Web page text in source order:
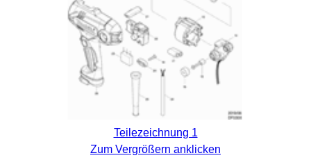
Teilezeichnung 1
Zum Vergrößern anklicken